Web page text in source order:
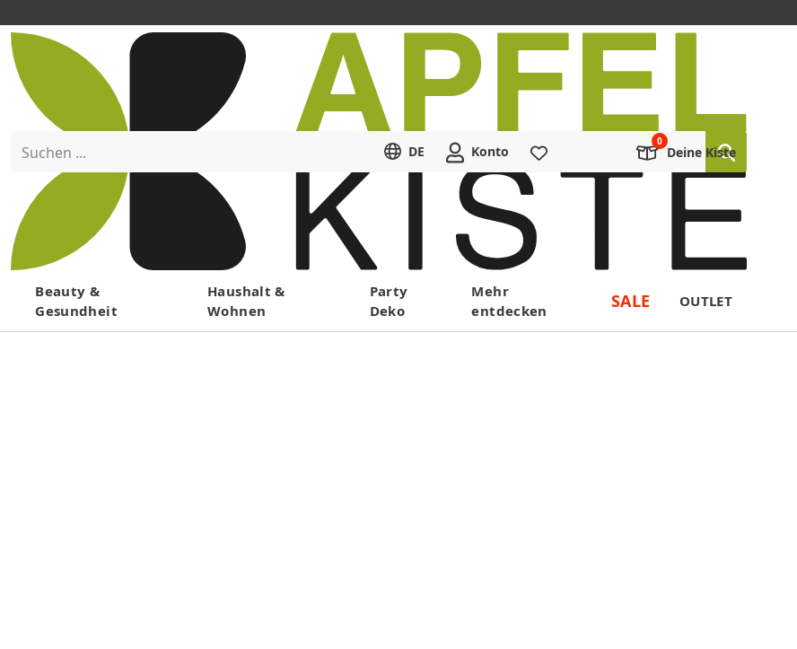
Menü
Suchen ... DE Konto Deine Kiste
Beauty &
Gesundheit
Haushalt &
Wohnen
Party
Deko
Mehr
entdecken
SALE OUTLET